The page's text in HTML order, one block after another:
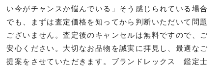
い今がチャンスか悩んでいる」そう感じられている場合
でも、まずは査定価格を知ってから判断いただいて問題
ございません。査定後のキャンセルは無料ですので、ご
安心ください。大切なお品物を誠実に拝見し、最適なご
提案をさせていただきます。ブランドレックス 鑑定士